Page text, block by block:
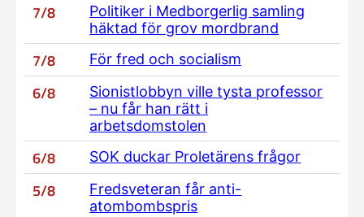
7/8
Politiker i Medborgerlig samling
häktad för grov mordbrand
7/8 För fred och socialism
6/8
Sionistlobbyn ville tysta professor
– nu får han rätt i
arbetsdomstolen
6/8 SOK duckar Proletärens frågor
5/8
Fredsveteran får anti-
atombombspris